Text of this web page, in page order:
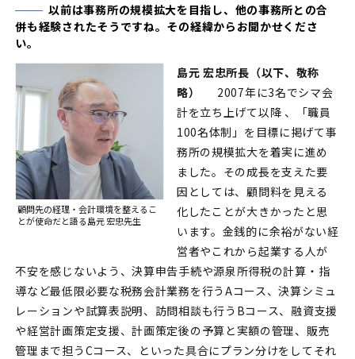
以前は事務所の規模拡大を目指し、他の事務所との合
併も経験されたそうですね。その経緯からお聞かせくださ
い。
顧問先の経理・会計環境を整えるこ
とが使命だと語る島元 宏忠先生
島元 宏忠所長（以下、敬称
略）
2007年に3名でシマ会
計を立ち上げて以降 、「職員
100名体制」を目標に掲げて事
務所の規模拡大を着実に進め
ました。その成長を支えた要
因としては、顧問料を見える
化したことが大きかったと思
います。金銭的に余裕がない経
営者やこれから起業する人が
不安を感じないよう、決算申告手続や源泉所得税の計算・指
導など最低限必要な税務会計業務を行うAコース、決算シミュ
レーションや試算表説明、訪問相談も行うBコース、融資支援
や経営計画策定支援、計画策定後の予算と実額の管理、販売
管理まで担うCコース、といった具合にプラン分けをしてそれ